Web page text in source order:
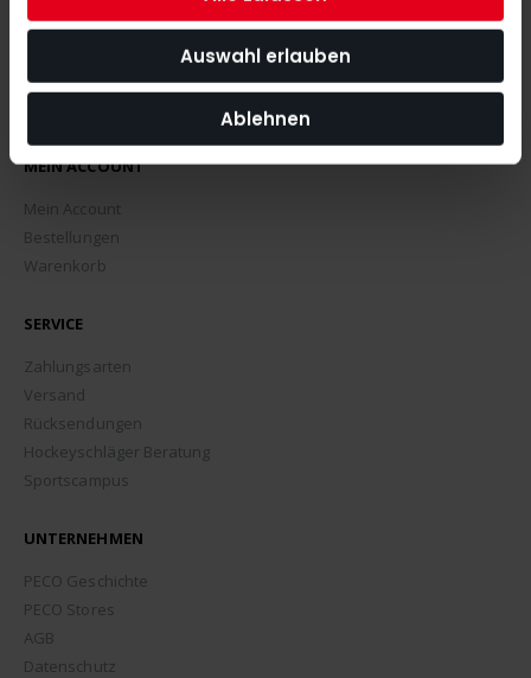
Auswahl erlauben
Ablehnen
MEIN ACCOUNT
Mein Account
Bestellungen
Warenkorb
SERVICE
Zahlungsarten
Versand
Rücksendungen
Hockeyschläger Beratung
Sportscampus
UNTERNEHMEN
PECO Geschichte
PECO Stores
AGB
Datenschutz